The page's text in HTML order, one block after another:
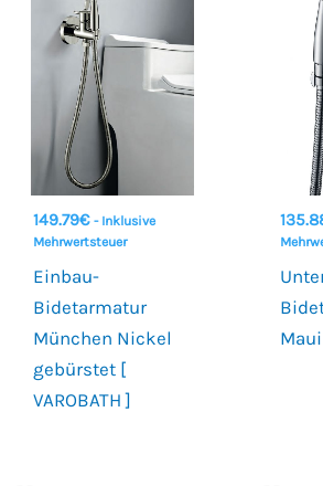
149.79€ - Inklusive
Mehrwertsteuer
Einbau-
Bidetarmatur
München Nickel
gebürstet [
VAROBATH ]
Maui